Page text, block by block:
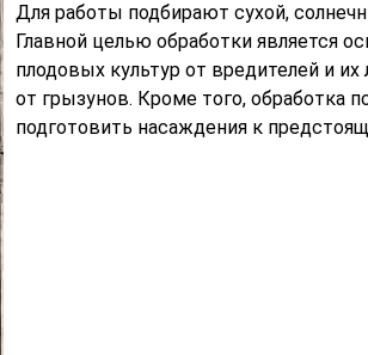
Для работы подбирают сухой,
Главной целью обработки является
плодовых культур от вредителей и их
от грызунов. Кроме того, обработка
подготовить насаждения к